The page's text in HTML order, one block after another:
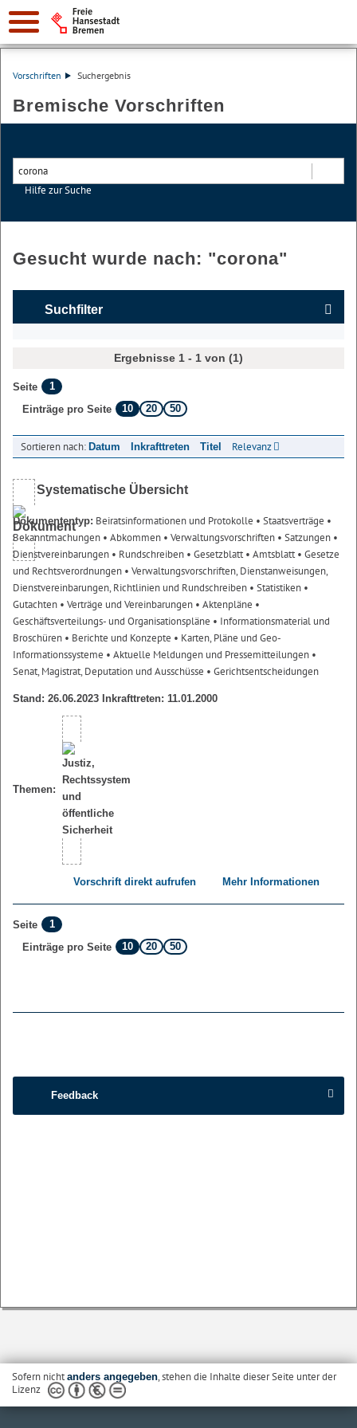
Vorschriften Suchergebnis
Bremische Vorschriften
Hilfe zur Suche
Gesucht wurde nach: "corona"
Suchfilter
Ergebnisse 1 - 1 von (1)
Seite
1
Einträge pro Seite
10 20 50
Sortieren nach: Datum Inkrafttreten Titel Relevanz
Systematische Übersicht
Dokumententyp: Beiratsinformationen und Protokolle • Staatsverträge •
Bekanntmachungen • Abkommen • Verwaltungsvorschriften • Satzungen •
Dienstvereinbarungen • Rundschreiben • Gesetzblatt• Amtsblatt• Gesetze
und Rechtsverordnungen • Verwaltungsvorschriften, Dienstanweisungen,
Dienstvereinbarungen, Richtlinien und Rundschreiben • Statistiken •
Gutachten • Verträge und Vereinbarungen • Aktenpläne •
Geschäftsverteilungs- und Organisationspläne • Informationsmaterial und
Broschüren • Berichte und Konzepte • Karten, Pläne und Geo-
Informationssysteme • Aktuelle Meldungen und Pressemitteilungen •
Senat, Magistrat, Deputation und Ausschüsse • Gerichtsentscheidungen
Stand: 26.06.2023 Inkrafttreten: 11.01.2000
Themen:
Vorschrift direkt aufrufen Mehr Informationen
Seite
1
Einträge pro Seite
10 20 50
Feedback
Sofern nichtanders angegeben, stehen die Inhalte dieser Seite unter der
Lizenz